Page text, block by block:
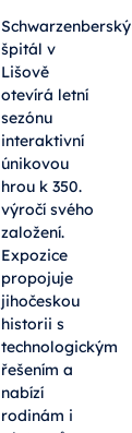
Schwarzenberský
špitál v
Lišově
otevírá letní
sezónu
interaktivní
únikovou
hrou k 350.
výročí svého
založení.
Expozice
propojuje
jihočeskou
historii s
technologickým
řešením a
nabízí
rodinám i